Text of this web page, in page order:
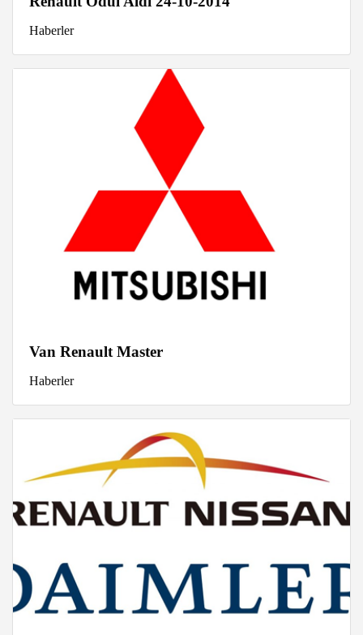
Haberler
Van Renault Master
Haberler